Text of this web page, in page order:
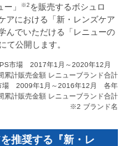
」 ※2 を販売するボシュロ
アにおける「新・レンズケア
んでいただける「レニューの
て公開します。
市場 2017年1月～2020年12月
累計販売金額 レニューブランド合計
市場 2009年1月～2016年12月 各年
累計販売金額 レニューブランド合計
※2 ブランド名
推奨する『新・レ